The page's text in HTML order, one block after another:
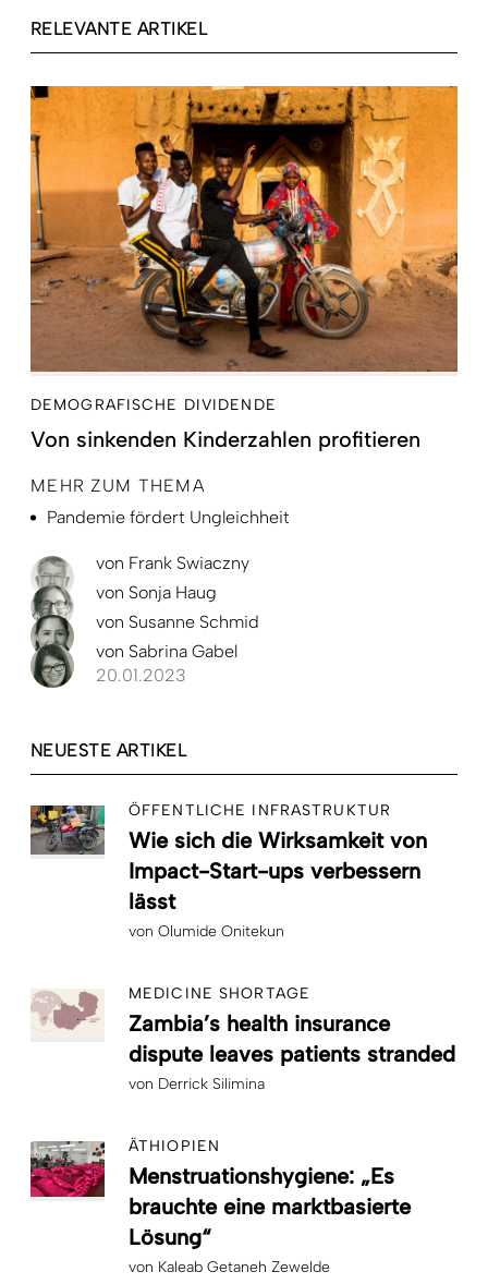
RELEVANTE ARTIKEL
DEMOGRAFISCHE DIVIDENDE
Von sinkenden Kinderzahlen profitieren
MEHR ZUM THEMA
Pandemie fördert Ungleichheit
von Frank Swiaczny
von Sonja Haug
von Susanne Schmid
von Sabrina Gabel
20.01.2023
NEUESTE ARTIKEL
ÖFFENTLICHE INFRASTRUKTUR
Wie sich die Wirksamkeit von
Impact-Start-ups verbessern
lässt
von Olumide Onitekun
MEDICINE SHORTAGE
Zambia’s health insurance
dispute leaves patients stranded
von Derrick Silimina
ÄTHIOPIEN
Menstruationshygiene: „Es
brauchte eine marktbasierte
Lösung“
von Kaleab Getaneh Zewelde